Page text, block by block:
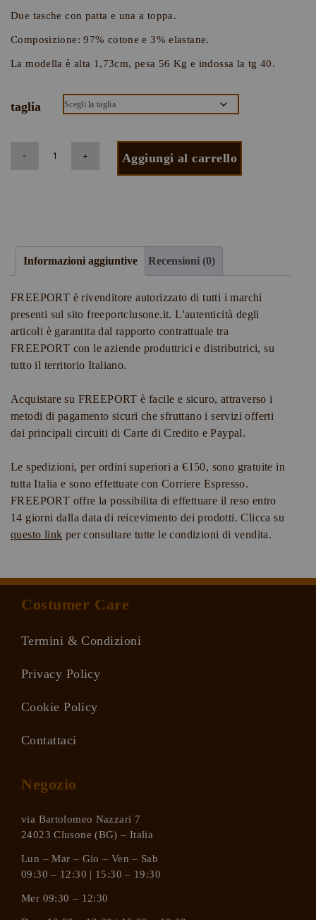
Iscriviti alla Newsletter e ricevi uno sconto del
10% sul tuo primo ordine!
Lo sconto non è cumulabile con altre promozioni ed è valido
solo per gli articoli a prezzo pieno.
Due tasche con patta e una a toppa.
Composizione: 97% cotone e 3% elastane.
La modella è alta 1,73cm, pesa 56 Kg e indossa la tg 40.
taglia
Aggiungi al carrello
Informazioni aggiuntive Recensioni (0)
FREEPORT è rivenditore autorizzato di tutti i marchi
presenti sul sito freeportclusone.it. L'autenticità degli
articoli è garantita dal rapporto contrattuale tra
FREEPORT con le aziende produttrici e distributrici, su
tutto il territorio Italiano.
Acquistare su FREEPORT è facile e sicuro, attraverso i
metodi di pagamento sicuri che sfruttano i servizi offerti
dai principali circuiti di Carte di Credito e Paypal.
Le spedizioni, per ordini superiori a €150, sono gratuite in
tutta Italia e sono effettuate con Corriere Espresso.
FREEPORT offre la possibilita di effettuare il reso entro
14 giorni dalla data di reicevimento dei prodotti. Clicca su
questo link per consultare tutte le condizioni di vendita.
Costumer Care
Termini & Condizioni
Privacy Policy
Cookie Policy
Contattaci
Negozio
via Bartolomeo Nazzari 7
24023 Clusone (BG) – Italia
Lun – Mar – Gio – Ven – Sab
09:30 – 12:30 | 15:30 – 19:30
Mer 09:30 – 12:30